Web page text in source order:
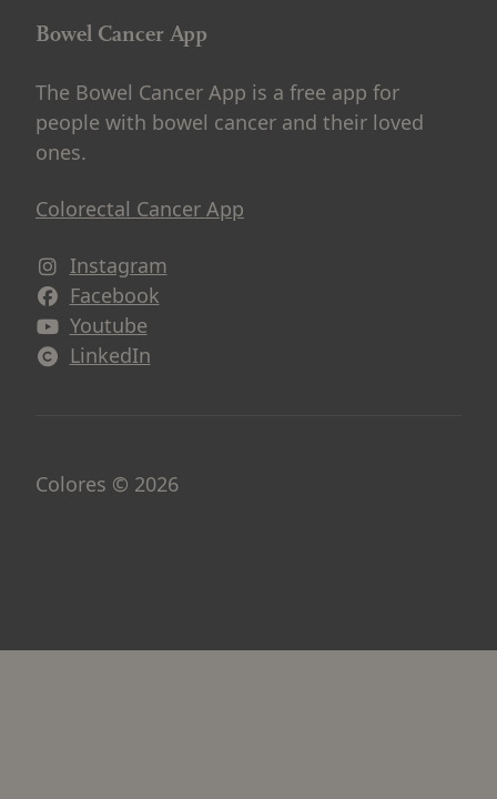
Bowel Cancer App
The Bowel Cancer App is a free app for
people with bowel cancer and their loved
ones.
Colorectal Cancer App
Instagram
Avautuu uuteen ikkunaan
Facebook
Avautuu uuteen ikkunaan
Youtube
Avautuu uuteen ikkunaan
LinkedIn
Avautuu uuteen ikkunaan
Colores © 2026